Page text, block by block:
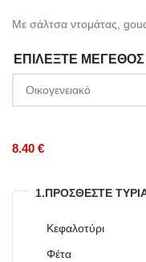
Με σάλτσα ντομάτας,
ΕΠΙΛΈΞΤΕ ΜΈΓΕΘΟΣ
8.40 €
1.ΠΡΟΣΘΈΣΤΕ
Κεφαλοτύρι
Φέτα